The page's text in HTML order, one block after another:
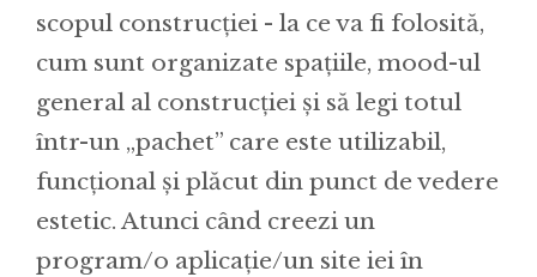
scopul construcției - la ce va fi folosită,
cum sunt organizate spațiile, mood-ul
general al construcției și să legi totul
într-un „pachet” care este utilizabil,
funcțional și plăcut din punct de vedere
estetic. Atunci când creezi un
program/o aplicație/un site iei în